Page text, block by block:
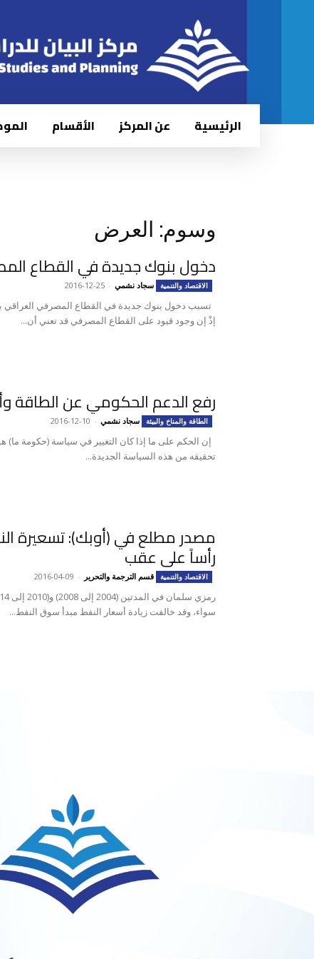
الرئيسية عن المركز الأقسام
وسوم: العرض
دخول بنوك جديدة في القطاع
الاقتصاد والتنمية سجاد نشمي -
2016-12-25
تسبب دخول بنوك جديدة في القطاع المصرفي العراقي
إذْ إن وجود قيود على القطاع المصرفي قد تعني أن...
رفع الدعم الحكومي عن الطاقة
الطاقة والمناخ والبيئة سجاد نشمي -
2016-12-10
إن الحكم على ما إذا كان التغيير في سياسة (حكومة ما)
تحقيقه من هذه السياسة الجديدة...
مصدر مطلع في (أوبك): تسعيرة
رأساً على عقب
الاقتصاد والتنمية قسم الترجمة والتحرير -
2016-04-09
سواء، وقد خالفت زيادة أسعار النفط مبدأ سوق النفط...